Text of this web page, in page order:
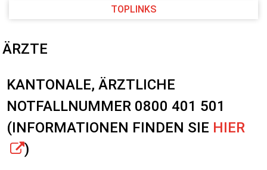
TOPLINKS
ÄRZTE
KANTONALE, ÄRZTLICHE
NOTFALLNUMMER 0800 401 501
(INFORMATIONEN FINDEN SIE HIER
)